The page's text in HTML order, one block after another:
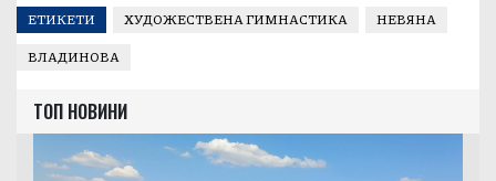
ЕТИКЕТИ ХУДОЖЕСТВЕНА ГИМНАСТИКА
НЕВЯНА
ВЛАДИНОВА
ТОП НОВИНИ